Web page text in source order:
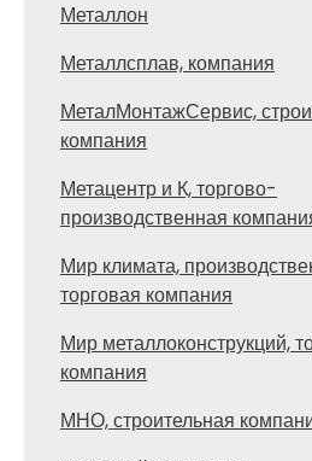
Металлон
Металлсплав, компания
МеталМонтажСервис,
компания
Метацентр и К, торгово-
производственная
Мир климата,
торговая компания
Мир металлоконструкций,
компания
МНО, строительная